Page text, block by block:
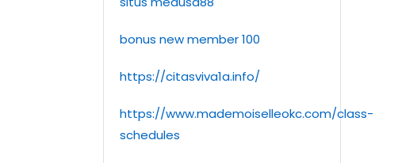
bonus new member 100
https://citasviva1a.info/
https://www.mademoiselleokc.com/class-
schedules